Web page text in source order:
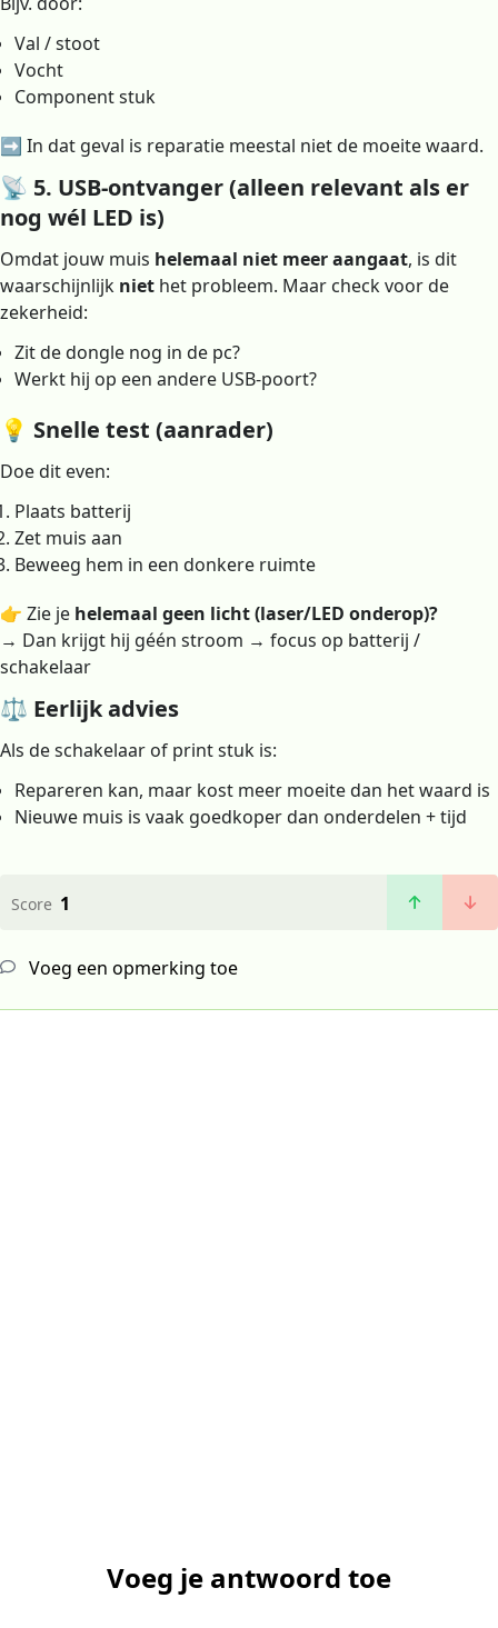
Val / stoot
Vocht
Component stuk
➡️ In dat geval is reparatie meestal niet de moeite waard.
📡 5. USB-ontvanger (alleen relevant als er
nog wél LED is)
Omdat jouw muis helemaal niet meer aangaat, is dit
waarschijnlijk niet het probleem. Maar check voor de
zekerheid:
Zit de dongle nog in de pc?
Werkt hij op een andere USB-poort?
💡 Snelle test (aanrader)
Doe dit even:
Plaats batterij
Zet muis aan
Beweeg hem in een donkere ruimte
👉 Zie je helemaal geen licht (laser/LED onderop)?
→ Dan krijgt hij géén stroom → focus op batterij /
schakelaar
⚖️ Eerlijk advies
Als de schakelaar of print stuk is:
Repareren kan, maar kost meer moeite dan het waard is
Nieuwe muis is vaak goedkoper dan onderdelen + tijd
Score 1
Voeg een opmerking toe
Voeg je antwoord toe